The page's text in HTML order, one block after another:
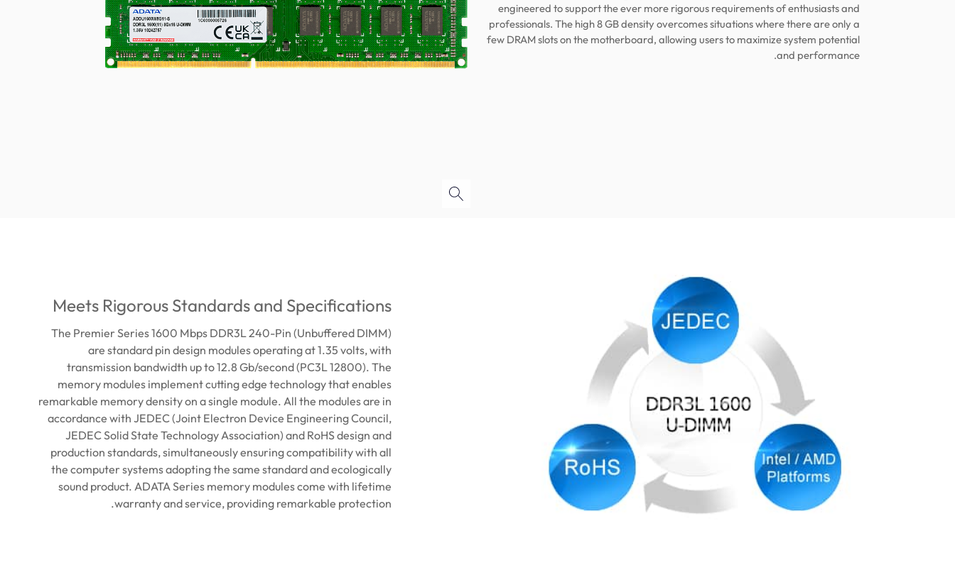
engineered to support the ever more rigorous requirements of enthusiasts and
professionals. The high 8 GB density overcomes situations where there are only a
few DRAM slots on the motherboard, allowing users to maximize system potential
and performance.
Meets Rigorous Standards and Specifications
The Premier Series 1600 Mbps DDR3L 240-Pin (Unbuffered DIMM)
are standard pin design modules operating at 1.35 volts, with
transmission bandwidth up to 12.8 Gb/second (PC3L 12800). The
memory modules implement cutting edge technology that enables
remarkable memory density on a single module. All the modules are in
accordance with JEDEC (Joint Electron Device Engineering Council,
JEDEC Solid State Technology Association) and RoHS design and
production standards, simultaneously ensuring compatibility with all
the computer systems adopting the same standard and ecologically
sound product. ADATA Series memory modules come with lifetime
warranty and service, providing remarkable protection.